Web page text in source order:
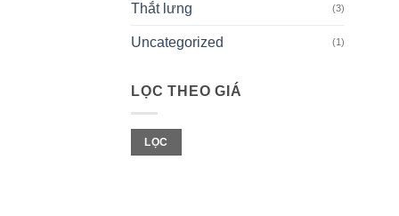
Thắt lưng (3)
Uncategorized (1)
LỌC THEO GIÁ
Giá
thiểu
Giá
đa
LỌC